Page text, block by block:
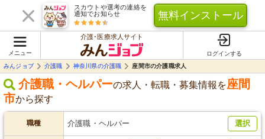
スカウトや選考の連絡を
通知でお知らせ
無料インストール
メニュー
介護･医療求人サイト
ログインする
みんジョブ
介護職 神奈川県の介護職 座間市の介護職求人
介護職・ヘルパーの求人・転職・募集情報を座間
市から探す
職種 介護職・ヘルパー 選択